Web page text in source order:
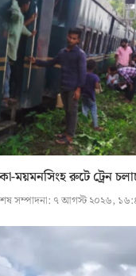
ময়মনসিংহ রুটে ট্রেন
সম্পাদনা: ৭ আগস্ট ২০২৬,